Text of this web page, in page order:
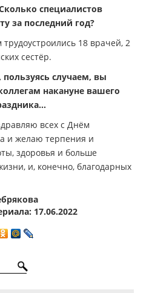
специалистов
за последний год?
18 врачей, 2
сестёр.
случаем, вы
накануне вашего
всех с Днём
и желаю терпения и
здоровья и больше
и, конечно, благодарных
17.06.2022